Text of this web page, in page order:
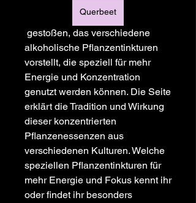
Querbeet
alkoholische Pflanzentinkturen
vorstellt, die speziell für mehr
Energie und Konzentration
genutzt werden können. Die Seite
erklärt die Tradition und Wirkung
dieser konzentrierten
Pflanzenessenzen aus
verschiedenen Kulturen. Welche
speziellen Pflanzentinkturen für
mehr Energie und Fokus kennt ihr
oder findet ihr besonders